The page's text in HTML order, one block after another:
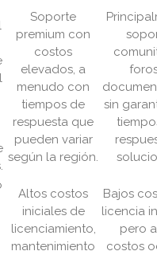
Soporte
premium con
costos
elevados, a
menudo con
tiempos de
respuesta que
pueden variar
según la región.
sin
Altos costos
iniciales de
licenciamiento,
mantenimiento
Bajos
licencia
pero
costos